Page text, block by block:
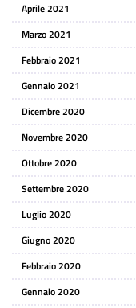
Aprile 2021
Marzo 2021
Febbraio 2021
Gennaio 2021
Dicembre 2020
Novembre 2020
Ottobre 2020
Settembre 2020
Luglio 2020
Giugno 2020
Febbraio 2020
Gennaio 2020